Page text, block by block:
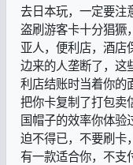
去日本玩，一定要注
盗刷游客卡十分猖獗
亚人，便利店，酒店
边来的人垄断了，这
利店结账时当着你的
把你卡复制了打包卖
国帽子的效率你体验
迫不得已，不要刷
有一款适合你，不支